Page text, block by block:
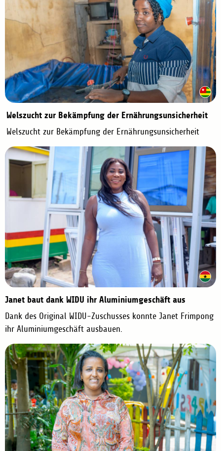
Welszucht zur Bekämpfung der Ernährungsunsicherheit
Welszucht zur Bekämpfung der Ernährungsunsicherheit
Janet baut dank WIDU ihr Aluminiumgeschäft aus
Dank des Original WIDU-Zuschusses konnte Janet Frimpong
ihr Aluminiumgeschäft ausbauen.